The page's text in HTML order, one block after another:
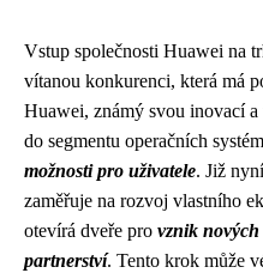
Vstup společnosti Huawei na
vítanou konkurenci, která má
Huawei, známý svou inovací
do segmentu operačních
možnosti pro uživatele. Již
zaměřuje na rozvoj vlastního
otevírá dveře pro vznik
partnerství. Tento krok může